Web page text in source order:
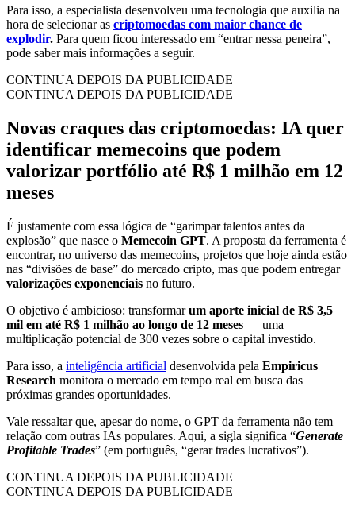
Para isso, a especialista desenvolveu uma tecnologia que auxilia na
hora de selecionar as criptomoedas com maior chance de
explodir. Para quem ficou interessado em “entrar nessa peneira”,
pode saber mais informações a seguir.
CONTINUA DEPOIS DA PUBLICIDADE
CONTINUA DEPOIS DA PUBLICIDADE
Novas craques das criptomoedas: IA quer
identificar memecoins que podem
valorizar portfólio até R$ 1 milhão em 12
meses
É justamente com essa lógica de “garimpar talentos antes da
explosão” que nasce o Memecoin GPT. A proposta da ferramenta é
encontrar, no universo das memecoins, projetos que hoje ainda estão
nas “divisões de base” do mercado cripto, mas que podem entregar
valorizações exponenciais no futuro.
O objetivo é ambicioso: transformarum aporte inicial de R$ 3,5
mil em até R$ 1 milhão ao longo de 12 meses — uma
multiplicação potencial de 300 vezes sobre o capital investido.
Para isso, a inteligência artificial desenvolvida pela Empiricus
Research monitora o mercado em tempo real em busca das
próximas grandes oportunidades.
Vale ressaltar que, apesar do nome, o GPT da ferramenta não tem
relação com outras IAs populares. Aqui, a sigla significa “Generate
Profitable Trades” (em português, “gerar trades lucrativos”).
CONTINUA DEPOIS DA PUBLICIDADE
CONTINUA DEPOIS DA PUBLICIDADE